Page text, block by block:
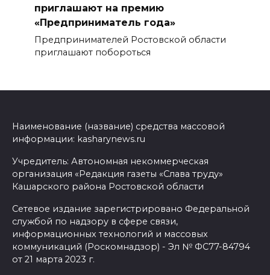
приглашают на премию
«Предприниматель года»
Предпринимателей Ростовской области
приглашают побороться
Наименование (название) средства массовой
информации: kasharynews.ru
Учредитель: Автономная некоммерческая
организация «Редакция газеты «Слава труду»
Кашарского района Ростовской области
Сетевое издание зарегистрировано Федеральной
службой по надзору в сфере связи,
информационных технологий и массовых
коммуникаций (Роскомнадзор) - Эл № ФС77-84794
от 21 марта 2023 г.